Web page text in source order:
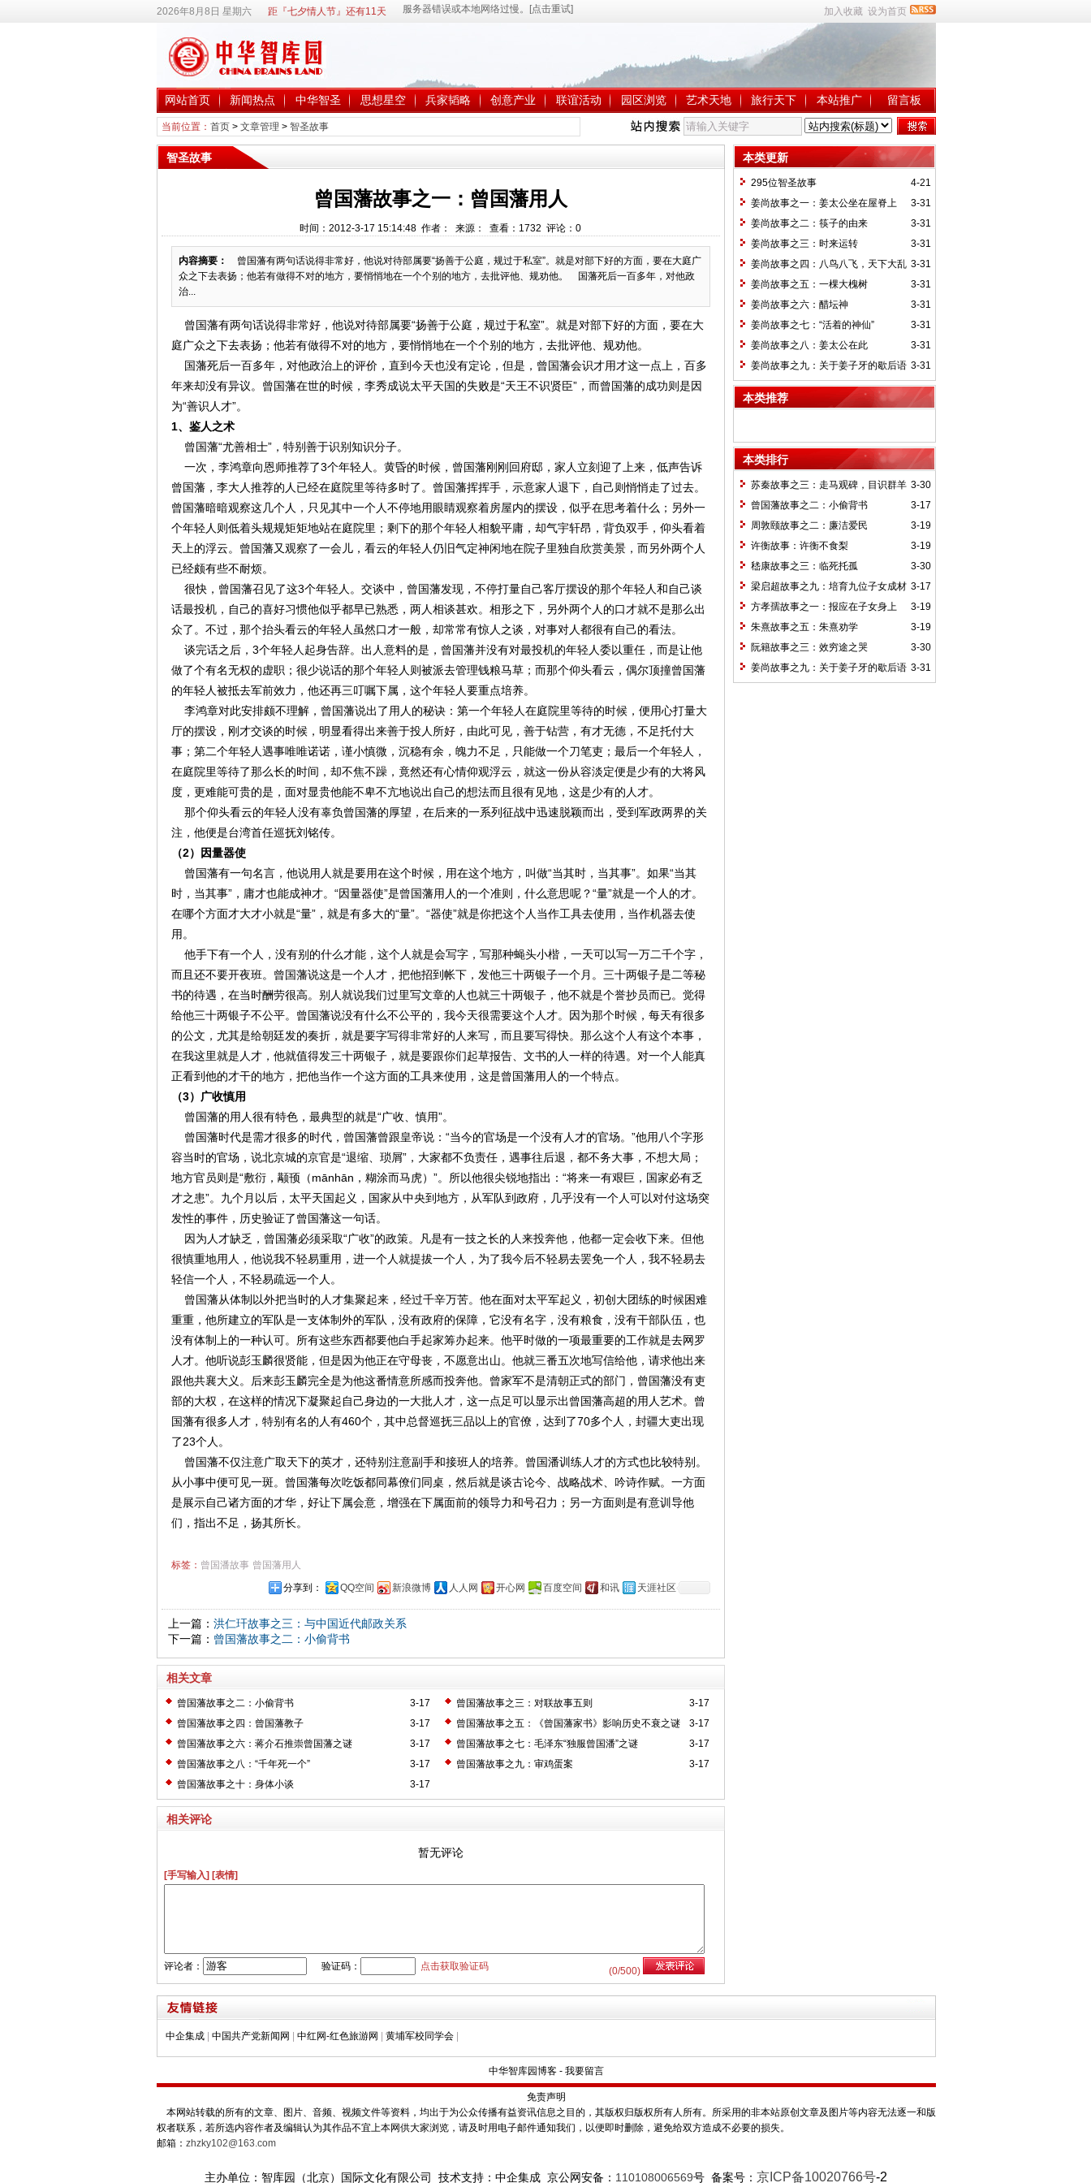
2026年8月8日 星期六 距『七夕情人节』还有11天 加入收藏 设为首页
网站首页 新闻热点 中华智圣 思想星空 兵家韬略 创意产业 联谊活动 园区浏览 艺术天地 旅行天下 本站推广 留言板
当前位置： 首页> 文章管理 > 智圣故事
智圣故事
曾国藩故事之一：曾国藩用人
时间：2012-3-17 15:14:48 作者： 来源： 查看： 1732 评论： 0
内容摘要：
曾国藩有两句话说得非常好，他说对待部属要“扬善于公庭，规过于私室”。就是对部下好的方面，要在大庭广
众之下去表扬；他若有做得不对的地方，要悄悄地在一个个别的地方，去批评他、规劝他。 国藩死后一百多年，对他政
治...
曾国藩有两句话说得非常好，他说对待部属要“扬善于公庭，规过于私室”。就是对部下好的方面，要在大
庭广众之下去表扬；他若有做得不对的地方，要悄悄地在一个个别的地方，去批评他、规劝他。
国藩死后一百多年，对他政治上的评价，直到今天也没有定论，但是，曾国藩会识才用才这一点上，百多
年来却没有异议。曾国藩在世的时候，李秀成说太平天国的失败是“天王不识贤臣”，而曾国藩的成功则是因
为“善识人才”。
1、鉴人之术
曾国藩“尤善相士”，特别善于识别知识分子。
一次，李鸿章向恩师推荐了3个年轻人。黄昏的时候，曾国藩刚刚回府邸，家人立刻迎了上来，低声告诉
曾国藩，李大人推荐的人已经在庭院里等待多时了。曾国藩挥挥手，示意家人退下，自己则悄悄走了过去。
曾国藩暗暗观察这几个人，只见其中一个人不停地用眼睛观察着房屋内的摆设，似乎在思考着什么；另外一
个年轻人则低着头规规矩矩地站在庭院里；剩下的那个年轻人相貌平庸，却气宇轩昂，背负双手，仰头看着
天上的浮云。曾国藩又观察了一会儿，看云的年轻人仍旧气定神闲地在院子里独自欣赏美景，而另外两个人
已经颇有些不耐烦。
很快，曾国藩召见了这3个年轻人。交谈中，曾国藩发现，不停打量自己客厅摆设的那个年轻人和自己谈
话最投机，自己的喜好习惯他似乎都早已熟悉，两人相谈甚欢。相形之下，另外两个人的口才就不是那么出
众了。不过，那个抬头看云的年轻人虽然口才一般，却常常有惊人之谈，对事对人都很有自己的看法。
谈完话之后，3个年轻人起身告辞。出人意料的是，曾国藩并没有对最投机的年轻人委以重任，而是让他
做了个有名无权的虚职；很少说话的那个年轻人则被派去管理钱粮马草；而那个仰头看云，偶尔顶撞曾国藩
的年轻人被抵去军前效力，他还再三叮嘱下属，这个年轻人要重点培养。
李鸿章对此安排颇不理解，曾国藩说出了用人的秘诀：第一个年轻人在庭院里等待的时候，便用心打量大
厅的摆设，刚才交谈的时候，明显看得出来善于投人所好，由此可见，善于钻营，有才无德，不足托付大
事；第二个年轻人遇事唯唯诺诺，谨小慎微，沉稳有余，魄力不足，只能做一个刀笔吏；最后一个年轻人，
在庭院里等待了那么长的时间，却不焦不躁，竟然还有心情仰观浮云，就这一份从容淡定便是少有的大将风
度，更难能可贵的是，面对显贵他能不卑不亢地说出自己的想法而且很有见地，这是少有的人才。
那个仰头看云的年轻人没有辜负曾国藩的厚望，在后来的一系列征战中迅速脱颖而出，受到军政两界的关
注，他便是台湾首任巡抚刘铭传。
（2）因量器使
曾国藩有一句名言，他说用人就是要用在这个时候，用在这个地方，叫做“当其时，当其事”。如果“当其
时，当其事”，庸才也能成神才。“因量器使”是曾国藩用人的一个准则，什么意思呢？“量”就是一个人的才。
在哪个方面才大才小就是“量”，就是有多大的“量”。“器使”就是你把这个人当作工具去使用，当作机器去使
用。
他手下有一个人，没有别的什么才能，这个人就是会写字，写那种蝇头小楷，一天可以写一万二千个字，
而且还不要开夜班。曾国藩说这是一个人才，把他招到帐下，发他三十两银子一个月。三十两银子是二等秘
书的待遇，在当时酬劳很高。别人就说我们过里写文章的人也就三十两银子，他不就是个誉抄员而已。觉得
给他三十两银子不公平。曾国藩说没有什么不公平的，我今天很需要这个人才。因为那个时候，每天有很多
的公文，尤其是给朝廷发的奏折，就是要字写得非常好的人来写，而且要写得快。那么这个人有这个本事，
在我这里就是人才，他就值得发三十两银子，就是要跟你们起草报告、文书的人一样的待遇。对一个人能真
正看到他的才干的地方，把他当作一个这方面的工具来使用，这是曾国藩用人的一个特点。
（3）广收慎用
曾国藩的用人很有特色，最典型的就是“广收、慎用”。
曾国藩时代是需才很多的时代，曾国藩曾跟皇帝说：“当今的官场是一个没有人才的官场。”他用八个字形
容当时的官场，说北京城的京官是“退缩、琐屑”，大家都不负责任，遇事往后退，都不务大事，不想大局；
地方官员则是“敷衍，颟顸（mānhān，糊涂而马虎）”。所以他很尖锐地指出：“将来一有艰巨，国家必有乏
才之患”。九个月以后，太平天国起义，国家从中央到地方，从军队到政府，几乎没有一个人可以对付这场突
发性的事件，历史验证了曾国藩这一句话。
因为人才缺乏，曾国藩必须采取“广收”的政策。凡是有一技之长的人来投奔他，他都一定会收下来。但他
很慎重地用人，他说我不轻易重用，进一个人就提拔一个人，为了我今后不轻易去罢免一个人，我不轻易去
轻信一个人，不轻易疏远一个人。
曾国藩从体制以外把当时的人才集聚起来，经过千辛万苦。他在面对太平军起义，初创大团练的时候困难
重重，他所建立的军队是一支体制外的军队，没有政府的保障，它没有名字，没有粮食，没有干部队伍，也
没有体制上的一种认可。所有这些东西都要他白手起家筹办起来。他平时做的一项最重要的工作就是去网罗
人才。他听说彭玉麟很贤能，但是因为他正在守母丧，不愿意出山。他就三番五次地写信给他，请求他出来
跟他共襄大义。后来彭玉麟完全是为他这番情意所感而投奔他。曾家军不是清朝正式的部门，曾国藩没有吏
部的大权，在这样的情况下凝聚起自己身边的一大批人才，这一点足可以显示出曾国藩高超的用人艺术。曾
国藩有很多人才，特别有名的人有460个，其中总督巡抚三品以上的官僚，达到了70多个人，封疆大吏出现
了23个人。
曾国藩不仅注意广取天下的英才，还特别注意副手和接班人的培养。曾国潘训练人才的方式也比较特别。
从小事中便可见一斑。曾国藩每次吃饭都同幕僚们同桌，然后就是谈古论今、战略战术、吟诗作赋。一方面
是展示自己诸方面的才华，好让下属会意，增强在下属面前的领导力和号召力；另一方面则是有意训导他
们，指出不足，扬其所长。
标签： 曾国潘故事 曾国藩用人
分享到：
QQ空间 新浪微博 人人网 开心网 百度空间 和讯 天涯社区
上一篇： 洪仁玕故事之三：与中国近代邮政关系
下一篇： 曾国藩故事之二：小偷背书
相关文章
3-17
曾国藩故事之二：小偷背书 3-17
曾国藩故事之三：对联故事五则
3-17
曾国藩故事之四：曾国藩教子 3-17
曾国藩故事之五：《曾国藩家书》影响历史不衰之谜
3-17
曾国藩故事之六：蒋介石推崇曾国藩之谜 3-17
曾国藩故事之七：毛泽东“独服曾国潘”之谜
3-17
曾国藩故事之八：“千年死一个” 3-17
曾国藩故事之九：审鸡蛋案
3-17
曾国藩故事之十：身体小谈
相关评论
暂无评论
[手写输入] [表情]
(0/500)
评论者： 验证码： 点击获取验证码
本类更新
4-21
295位智圣故事
3-31
姜尚故事之一：姜太公坐在屋脊上
3-31
姜尚故事之二：筷子的由来
3-31
姜尚故事之三：时来运转
3-31
姜尚故事之四：八鸟八飞，天下大乱
3-31
姜尚故事之五：一棵大槐树
3-31
姜尚故事之六：醋坛神
3-31
姜尚故事之七：“活着的神仙”
3-31
姜尚故事之八：姜太公在此
3-31
姜尚故事之九：关于姜子牙的歇后语
本类推荐
本类排行
3-30
苏秦故事之三：走马观碑，目识群羊
3-17
曾国藩故事之二：小偷背书
3-19
周敦颐故事之二：廉洁爱民
3-19
许衡故事：许衡不食梨
3-30
嵇康故事之三：临死托孤
3-17
梁启超故事之九：培育九位子女成材
的神奇“小妾”——王桂荃
3-19
方孝孺故事之一：报应在子女身上
3-19
朱熹故事之五：朱熹劝学
3-30
阮籍故事之三：效穷途之哭
3-31
姜尚故事之九：关于姜子牙的歇后语
中企集成 中国共产党新闻网 中红网-红色旅游网 黄埔军校同学会
中华智库园博客- 我要留言
免责声明
本网站转载的所有的文章、图片、音频、视频文件等资料，均出于为公众传播有益资讯信息之目的，其版权归版权所有人所有。所采用的非本站原创文章及图片等内容无法逐一和版
权者联系，若所选内容作者及编辑认为其作品不宜上本网供大家浏览，请及时用电子邮件通知我们，以便即时删除，避免给双方造成不必要的损失。
邮箱： zhzky102@163.com
主办单位：智库园（北京）国际文化有限公司 技术支持：中企集成 京公网安备： 110108006569号 备案号： 京ICP备10020766号-2